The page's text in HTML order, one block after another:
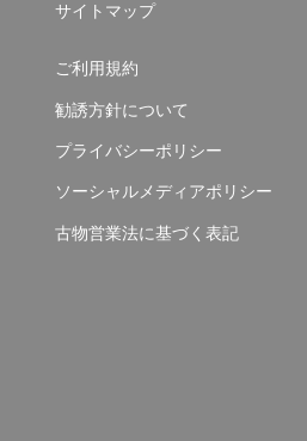
サイトマップ
ご利用規約
勧誘方針について
プライバシーポリシー
ソーシャルメディアポリシー
古物営業法に基づく表記